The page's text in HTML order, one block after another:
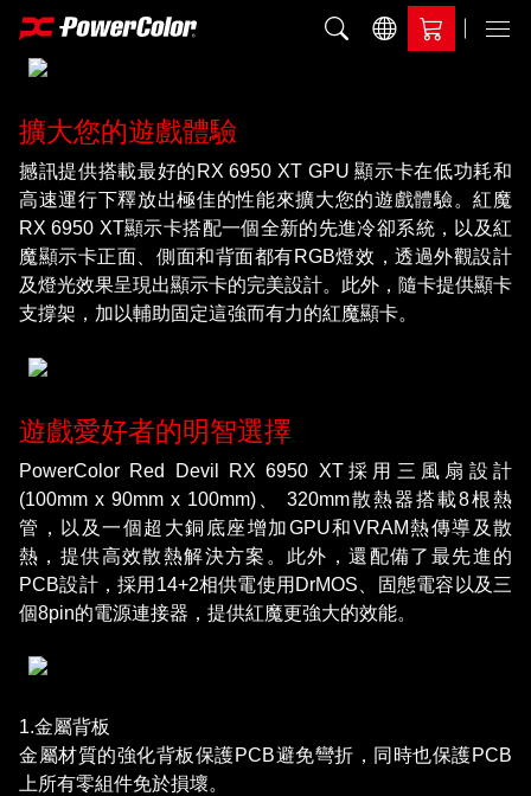
加入比較 Menu
擴大您的遊戲體驗
撼訊提供搭載最好的RX 6950 XT GPU 顯示卡在低功耗和
高速運行下釋放出極佳的性能來擴大您的遊戲體驗。紅魔
RX 6950 XT顯示卡搭配一個全新的先進冷卻系統，以及紅
魔顯示卡正面、側面和背面都有RGB燈效，透過外觀設計
及燈光效果呈現出顯示卡的完美設計。此外，隨卡提供顯卡
支撐架，加以輔助固定這強而有力的紅魔顯卡。
遊戲愛好者的明智選擇
PowerColor Red Devil RX 6950 XT採用三風扇設計
(100mm x 90mm x 100mm)、 320mm散熱器搭載8根熱
管，以及一個超大銅底座增加GPU和VRAM熱傳導及散
熱，提供高效散熱解決方案。此外，還配備了最先進的
PCB設計，採用14+2相供電使用DrMOS、固態電容以及三
個8pin的電源連接器，提供紅魔更強大的效能。
1.金屬背板
金屬材質的強化背板保護PCB避免彎折，同時也保護PCB
上所有零組件免於損壞。